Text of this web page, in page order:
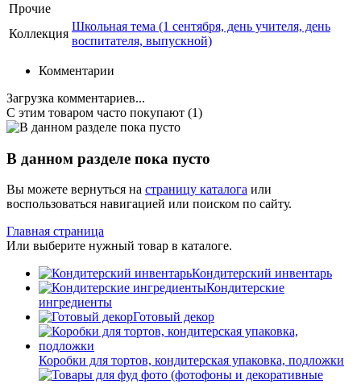
Прочие
Коллекция
Школьная тема (1 сентября, день учителя, день
воспитателя, выпускной)
Комментарии
Загрузка комментариев...
С этим товаром часто покупают (1)
В данном разделе пока пусто
Вы можете вернуться на страницу каталога или
воспользоваться навигацией или поиском по сайту.
Главная страница
Или выберите нужный товар в каталоге.
Кондитерский инвентарь
Кондитерские
ингредиенты
Готовый декор
Коробки для тортов, кондитерская упаковка, подложки